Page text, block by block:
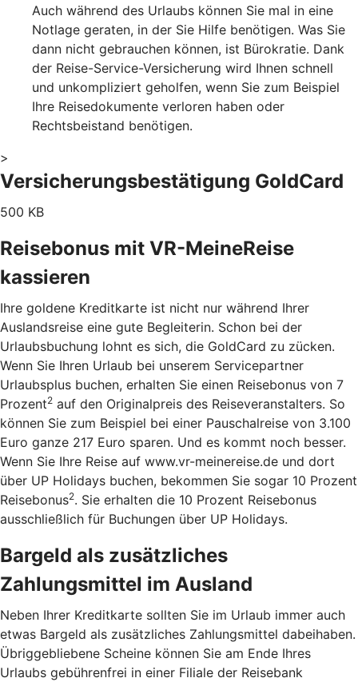
Auch während des Urlaubs können Sie mal in eine
Notlage geraten, in der Sie Hilfe benötigen. Was Sie
dann nicht gebrauchen können, ist Bürokratie. Dank
der Reise-Service-Versicherung wird Ihnen schnell
und unkompliziert geholfen, wenn Sie zum Beispiel
Ihre Reisedokumente verloren haben oder
Rechtsbeistand benötigen.
>
Versicherungsbestätigung GoldCard
500 KB
Reisebonus mit VR-MeineReise
kassieren
Ihre goldene Kreditkarte ist nicht nur während Ihrer
Auslandsreise eine gute Begleiterin. Schon bei der
Urlaubsbuchung lohnt es sich, die GoldCard zu zücken.
Wenn Sie Ihren Urlaub bei unserem Servicepartner
Urlaubsplus buchen, erhalten Sie einen Reisebonus von 7
Prozent2 auf den Originalpreis des Reiseveranstalters. So
können Sie zum Beispiel bei einer Pauschalreise von 3.100
Euro ganze 217 Euro sparen. Und es kommt noch besser.
Wenn Sie Ihre Reise auf www.vr-meinereise.de und dort
über UP Holidays buchen, bekommen Sie sogar 10 Prozent
Reisebonus2. Sie erhalten die 10 Prozent Reisebonus
ausschließlich für Buchungen über UP Holidays.
Bargeld als zusätzliches
Zahlungsmittel im Ausland
Neben Ihrer Kreditkarte sollten Sie im Urlaub immer auch
etwas Bargeld als zusätzliches Zahlungsmittel dabeihaben.
Übriggebliebene Scheine können Sie am Ende Ihres
Urlaubs gebührenfrei in einer Filiale der Reisebank